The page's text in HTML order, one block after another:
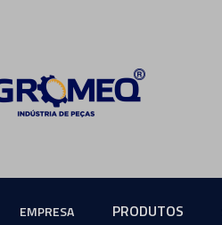
EMPRESA PRODUTOS